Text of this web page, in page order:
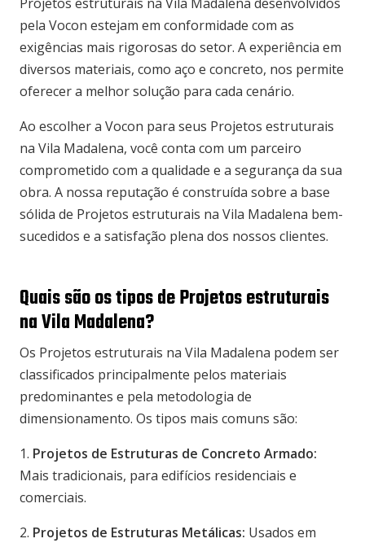
pela Vocon estejam em conformidade com as
exigências mais rigorosas do setor. A experiência em
diversos materiais, como aço e concreto, nos permite
oferecer a melhor solução para cada cenário.
Ao escolher a Vocon para seus Projetos estruturais
na Vila Madalena, você conta com um parceiro
comprometido com a qualidade e a segurança da sua
obra. A nossa reputação é construída sobre a base
sólida de Projetos estruturais na Vila Madalena bem-
sucedidos e a satisfação plena dos nossos clientes.
Quais são os tipos de Projetos estruturais
na Vila Madalena?
Os Projetos estruturais na Vila Madalena podem ser
classificados principalmente pelos materiais
predominantes e pela metodologia de
dimensionamento. Os tipos mais comuns são:
1. Projetos de Estruturas de Concreto Armado:
Mais tradicionais, para edifícios residenciais e
comerciais.
2. Projetos de Estruturas Metálicas: Usados em